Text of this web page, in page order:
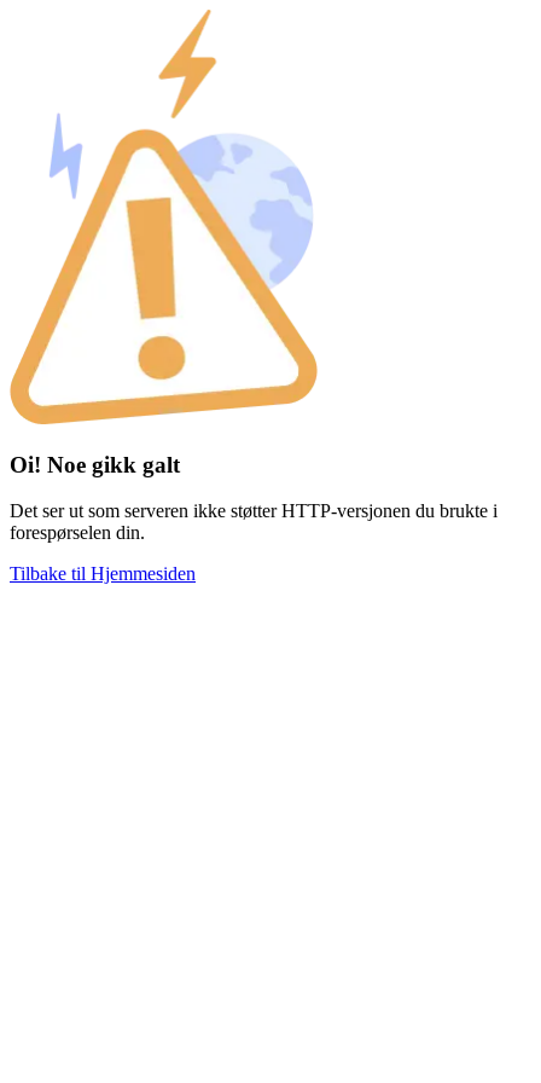
Oi! Noe gikk galt
Det ser ut som serveren ikke støtter HTTP-versjonen du brukte i
forespørselen din.
Tilbake til Hjemmesiden